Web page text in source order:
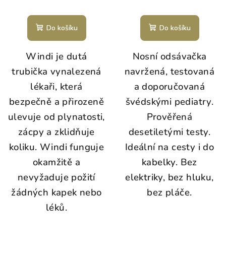
Do košíku
Windi je dutá
trubička vynalezená
lékaři, která
bezpečně a přirozeně
ulevuje od plynatosti,
zácpy a zklidňuje
koliku. Windi funguje
okamžitě a
nevyžaduje požití
žádných kapek nebo
léků.
Do košíku
Nosní odsávačka
navržená, testovaná
a doporučovaná
švédskými pediatry.
Prověřená
desetiletými testy.
Ideální na cesty i do
kabelky. Bez
elektriky, bez hluku,
bez pláče.